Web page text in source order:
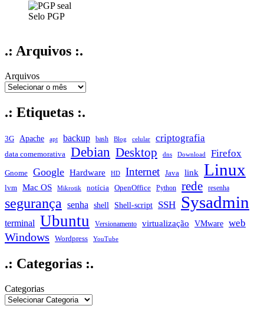
Selo PGP
.: Arquivos :.
Arquivos
.: Etiquetas :.
3G Apache apt backup bash Blog celular criptografia
data comemorativa Debian Desktop dns Download Firefox
Gnome Google Hardware HD Internet Java link Linux
lvm Mac OS Mikrotik notícia OpenOffice Python rede resenha
segurança senha shell Shell-script SSH Sysadmin
terminal Ubuntu Versionamento virtualização VMware web
Windows Wordpress YouTube
.: Categorias :.
Categorias